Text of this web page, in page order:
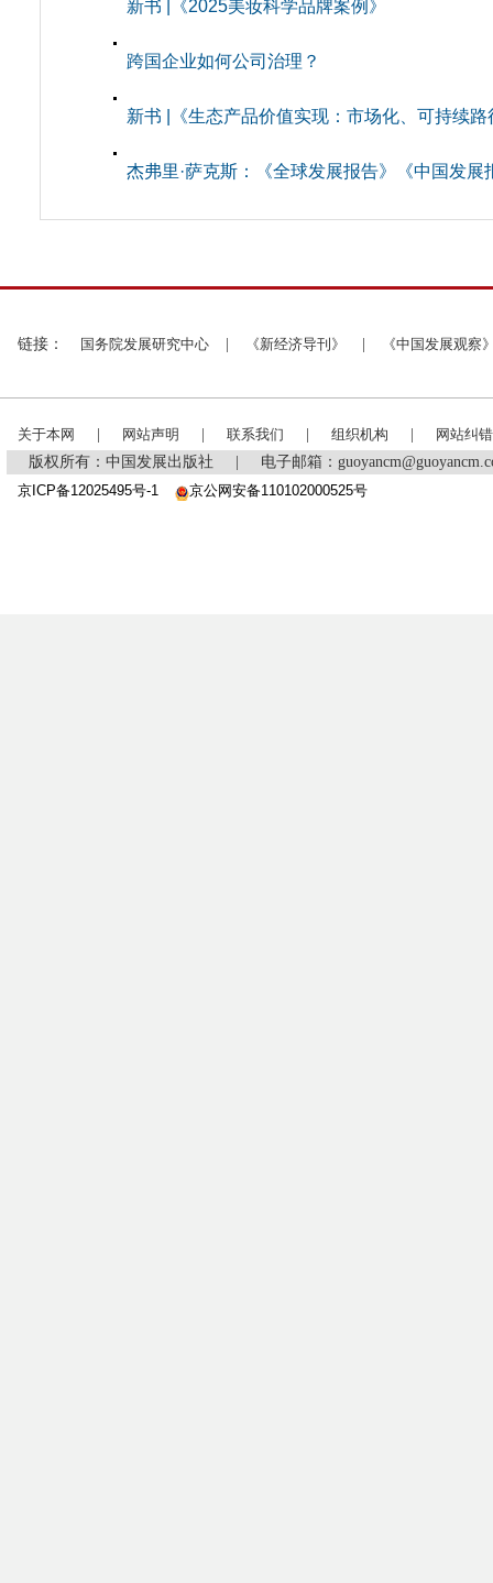
新书 |《2025美妆科学品牌案例》
跨国企业如何公司治理？
新书 |《生态产品价值实现：市场化、可持续路
杰弗里·萨克斯：《全球发展报告》《中国发
链接： 国务院发展研究中心 《新经济导刊》 《中国发展观察
关于本网 网站声明 联系我们 组织机构
网站纠错
版权所有：中国发展出版社
电子邮箱：
京ICP备12025495号-1
京公网安备110102000525号